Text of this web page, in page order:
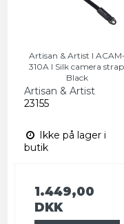
Artisan & Artist I ACAM-
310A I Silk camera strap,
Black
Artisan & Artist
23155
Ikke på lager i
butik
1.449,00
DKK